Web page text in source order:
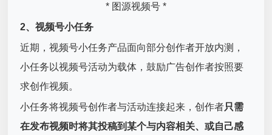
* 图源视频号 *
2、视频号小任务
近期，视频号小任务产品面向部分创作者开放内测，
小任务以视频号活动为载体，鼓励广告创作者按照要
求创作视频。
小任务将视频号创作者与活动连接起来，创作者只需
在发布视频时将其投稿到某个与内容相关、或自己感